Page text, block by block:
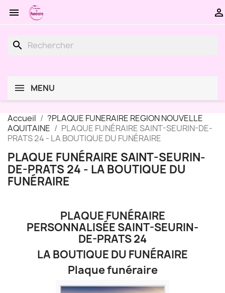
 
search
MENU
Accueil
?PLAQUE FUNERAIRE REGION NOUVELLE
AQUITAINE
PLAQUE FUNÉRAIRE SAINT-SEURIN-DE-
PRATS 24 - LA BOUTIQUE DU FUNÉRAIRE
PLAQUE FUNÉRAIRE SAINT-SEURIN-
DE-PRATS 24 - LA BOUTIQUE DU
FUNÉRAIRE
PLAQUE FUNÉRAIRE
PERSONNALISÉE SAINT-SEURIN-
DE-PRATS 24
LA BOUTIQUE DU FUNÉRAIRE
Plaque funéraire